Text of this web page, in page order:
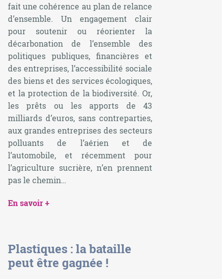
fait une cohérence au plan de relance
d’ensemble. Un engagement clair
pour soutenir ou réorienter la
décarbonation de l’ensemble des
politiques publiques, financières et
des entreprises, l’accessibilité sociale
des biens et des services écologiques,
et la protection de la biodiversité. Or,
les prêts ou les apports de 43
milliards d’euros, sans contreparties,
aux grandes entreprises des secteurs
polluants de l’aérien et de
l’automobile, et récemment pour
l’agriculture sucrière, n’en prennent
pas le chemin…
En savoir +
Plastiques : la bataille
peut être gagnée !